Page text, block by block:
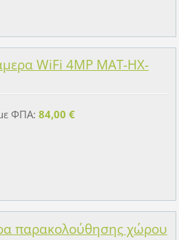
WiFi 4MP MAT-HX-
ΦΠΑ: 84,00 €
παρακολούθησης χώρου